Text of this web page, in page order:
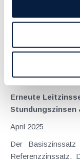
Die Möglichkeit,
schien bereits eine
März 2025 in
mit welcher die...
Erneute
Stundungszinsen
April 2025
Der Basiszinssatz
Referenzzinssatz.